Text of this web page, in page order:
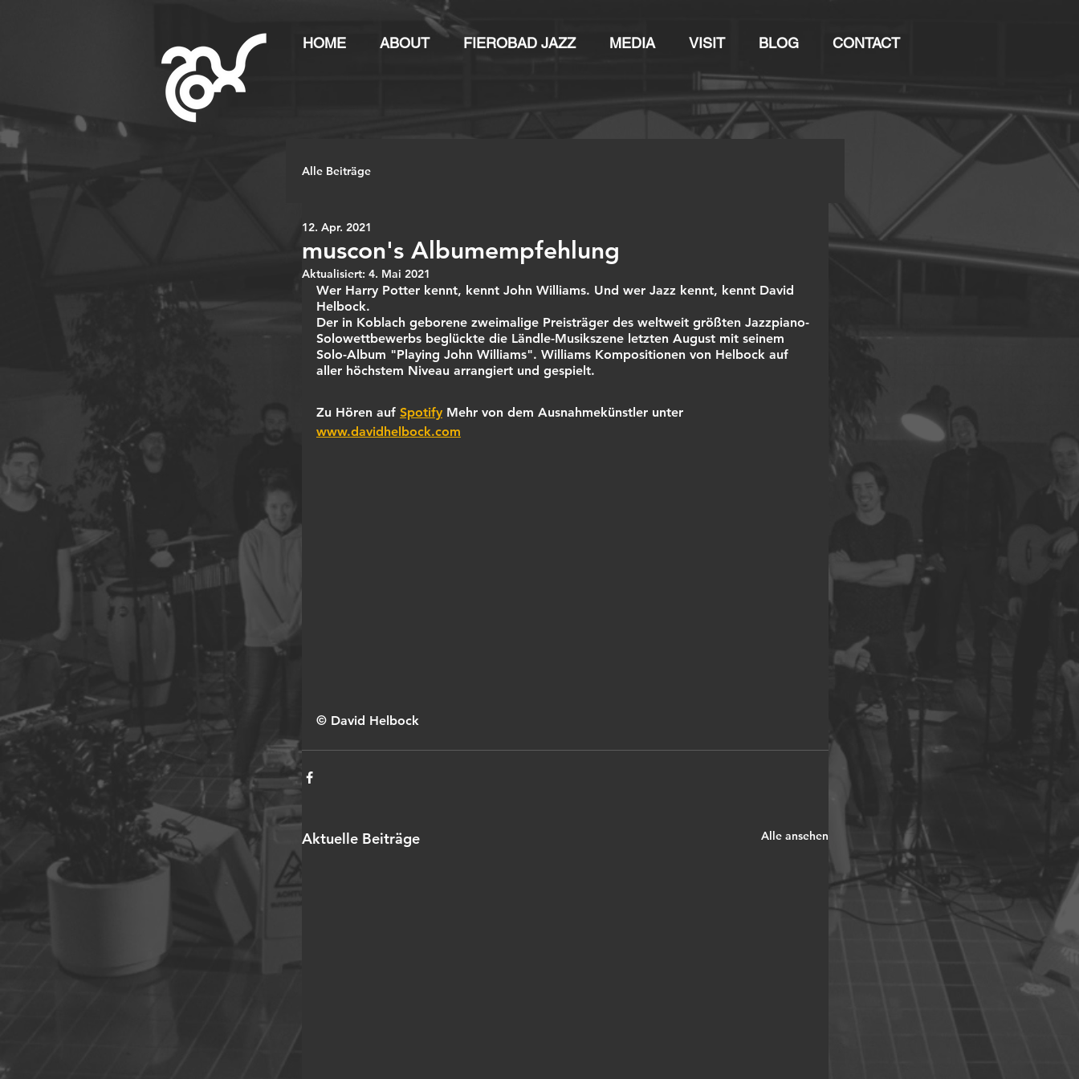
HOME ABOUT FIEROBAD JAZZ MEDIA VISIT BLOG CONTACT
Alle Beiträge
muscon's Albumempfehlung
12. Apr. 2021
Aktualisiert: 4. Mai 2021
Wer Harry Potter kennt, kennt John Williams. Und wer Jazz kennt, kennt David
Helbock.
Der in Koblach geborene zweimalige Preisträger des weltweit größten Jazzpiano-
Solowettbewerbs beglückte die Ländle-Musikszene letzten August mit seinem
Solo-Album "Playing John Williams". Williams Kompositionen von Helbock auf
aller höchstem Niveau arrangiert und gespielt.
Zu Hören auf Spotify Mehr von dem Ausnahmekünstler unter
www.davidhelbock.com
© David Helbock
Aktuelle Beiträge Alle ansehen